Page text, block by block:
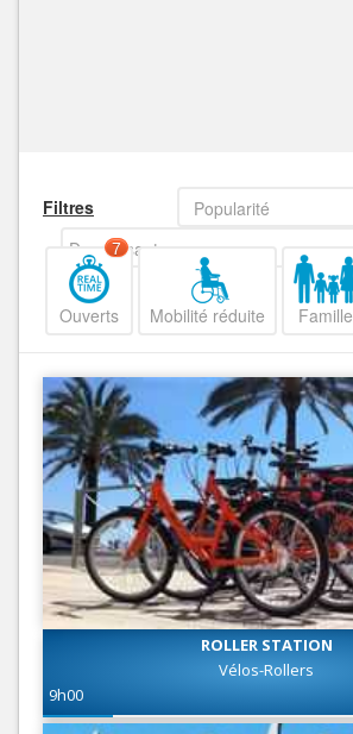
Filtres
Popularité
Decroissant
Ouverts
7
Mobilité réduite Famille
ROLLER STATION
Vélos-Rollers
9h00